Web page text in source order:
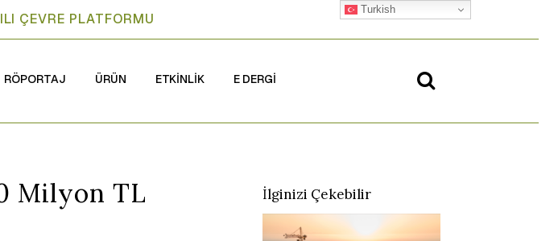
ÇEVRE PLATFORMU
RÖPORTAJ ÜRÜN ETKİNLİK E DERGİ
Milyon TL
İlginizi Çekebilir
Turkish